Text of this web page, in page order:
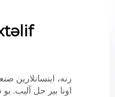
رنه، اينسانلارين
اونا بير حل آليب.